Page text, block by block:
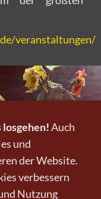
veranstaltungen/
losgehen!Auch
und
der Website.
verbessern
Nutzung